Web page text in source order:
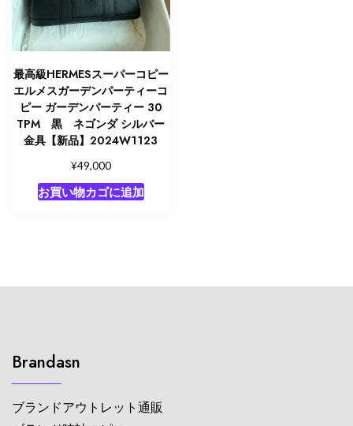
最高級HERMESスーパーコピー
エルメスガーデンパーティーコ
ピー ガーデンパーティー 30
TPM 黒 ネゴンダ シルバー
金具【新品】2024W1123
¥49,000
お買い物カゴに追加
Brandasn
ブランドアウトレット通販